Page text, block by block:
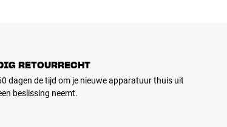
RETOURRECHT
dagen de tijd om je nieuwe apparatuur thuis uit
beslissing neemt.